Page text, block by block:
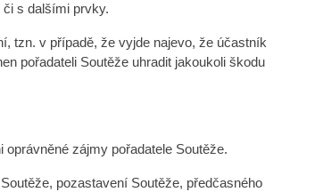
s dalšími prvky.
tzn. v případě, že vyjde najevo, že účastník
pořadateli Soutěže uhradit jakoukoli škodu
zájmy pořadatele Soutěže.
pozastavení Soutěže, předčasného